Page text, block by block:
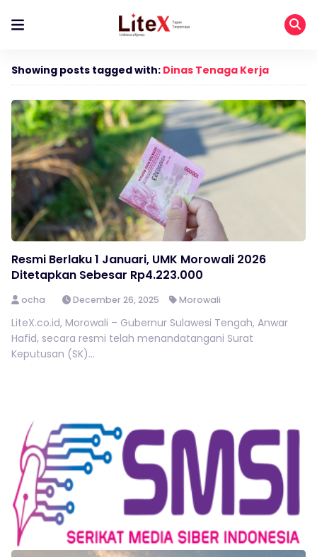
Showing posts tagged with: Dinas Tenaga Kerja
Resmi Berlaku 1 Januari, UMK Morowali 2026
Ditetapkan Sebesar Rp4.223.000
ocha December 26, 2025 Morowali
LiteX.co.id, Morowali – Gubernur Sulawesi Tengah, Anwar
Hafid, secara resmi telah menandatangani Surat
Keputusan (SK)...